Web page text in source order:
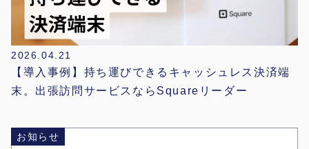
2026.04.21
【導入事例】持ち運びできるキャッシュレス決済端
末。出張訪問サービスならSquareリーダー
お知らせ